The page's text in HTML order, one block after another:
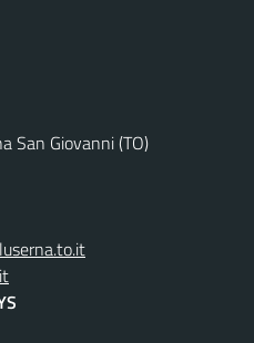
San Giovanni (TO)